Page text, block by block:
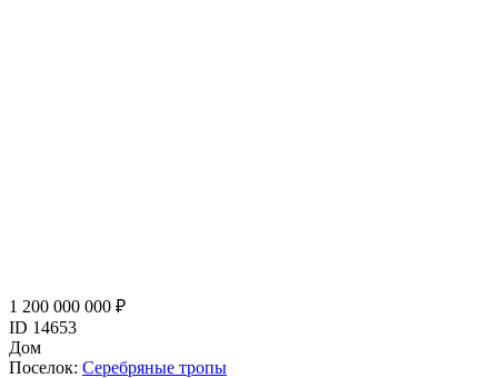
1 200 000 000 ₽
ID 14653
Дом
Поселок: Серебряные тропы